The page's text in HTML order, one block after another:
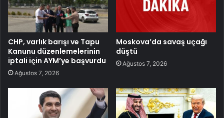
CHP, varlık barışı ve Tapu
Kanunu düzenlemelerinin
iptali için AYM’ye başvurdu
Ağustos 7, 2026
Moskova’da savaş uçağı
düştü
Ağustos 7, 2026